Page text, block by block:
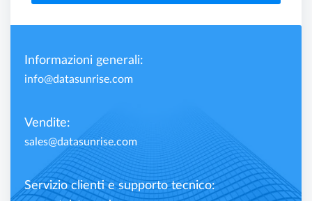
Informazioni generali:
info@datasunrise.com
Vendite:
sales@datasunrise.com
Servizio clienti e supporto tecnico: